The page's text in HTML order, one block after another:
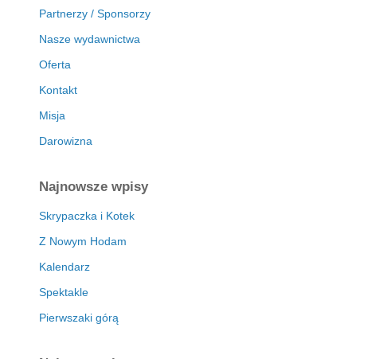
Partnerzy / Sponsorzy
Nasze wydawnictwa
Oferta
Kontakt
Misja
Darowizna
Najnowsze wpisy
Skrypaczka i Kotek
Z Nowym Hodam
Kalendarz
Spektakle
Pierwszaki górą